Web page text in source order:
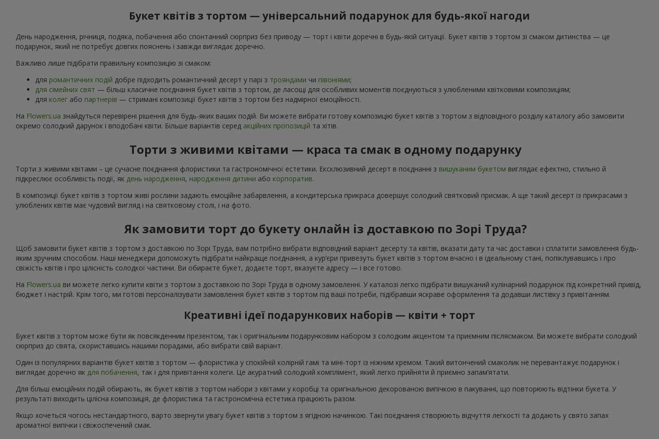
Букет квітів з тортом — універсальний подарунок для будь-якої нагоди
День народження, річниця, подяка, побачення або спонтанний сюрприз без приводу — торт і квіти доречні в будь-якій ситуації. Букет квітів з тортом зі смаком дитинства — це
подарунок, який не потребує довгих пояснень і завжди виглядає доречно.
Важливо лише підібрати правильну композицію зі смаком:
для романтичних подій добре підходить романтичний десерт у парі з трояндами чи півоніями;
для сімейних свят — більш класичне поєднання букет квітів з тортом, де ласощі для особливих моментів поєднуються з улюбленими квітковими композиціям;
для колег або партнерів — стримані композиції букет квітів з тортом без надмірної емоційності.
На Flowers.ua знайдуться перевірені рішення для будь-яких ваших подій. Ви можете вибрати готову композицію букет квітів з тортом з відповідного розділу каталогу або замовити
окремо солодкий дарунок і вподобані квіти. Більше варіантів серед акційних пропозицій та хітів.
Торти з живими квітами — краса та смак в одному подарунку
Торти з живими квітами – це сучасне поєднання флористики та гастрономічної естетики. Ексклюзивний десерт в поєднанні з вишуканим букетом виглядає ефектно, стильно й
підкреслює особливість події, як день народження, народження дитини або корпоратив.
В композиції букет квітів з тортом живі рослини задають емоційне забарвлення, а кондитерська прикраса довершує солодкий святковий присмак. А ще такий десерт із прикрасами з
улюблених квітів має чудовий вигляд і на святковому столі, і на фото.
Як замовити торт до букету онлайн із доставкою по Зорі Труда?
Щоб замовити букет квітів з тортом з доставкою по Зорі Труда, вам потрібно вибрати відповідний варіант десерту та квітів, вказати дату та час доставки і сплатити замовлення будь-
яким зручним способом. Наші менеджери допоможуть підібрати найкраще поєднання, а кур’єри привезуть букет квітів з тортом вчасно і в ідеальному стані, попіклувавшись і про
свіжість квітів і про цілісність солодкої частини. Ви обираєте букет, додаєте торт, вказуєте адресу — і все готово.
На Flowers.ua ви можете легко купити квіти з тортом з доставкою по Зорі Труда в одному замовленні. У каталозі легко підібрати вишуканий кулінарний подарунок під конкретний привід,
бюджет і настрій. Крім того, ми готові персоналізувати замовлення букет квітів з тортом під ваші потреби, підібравши яскраве оформлення та додавши листівку з привітанням.
Креативні ідеї подарункових наборів — квіти + торт
Букет квітів з тортом може бути як повсякденним презентом, так і оригінальним подарунковим набором з солодким акцентом та приємним післясмаком. Ви можете вибрати солодкий
сюрприз до свята, скориставшись нашими порадами, або вибрати свій варіант.
Один із популярних варіантів букет квітів з тортом — флористика у спокійній колірній гамі та міні-торт із ніжним кремом. Такий витончений смаколик не перевантажує подарунок і
виглядає доречно як для побачення, так і для привітання колеги. Це акуратний солодкий комплімент, який легко прийняти й приємно запам’ятати.
Для більш емоційних подій обирають, як букет квітів з тортом набори з квітами у коробці та оригінальною декорованою випічкою в пакуванні, що повторюють відтінки букета. У
результаті виходить цілісна композиція, де флористика та гастрономічна естетика працюють разом.
Якщо хочеться чогось нестандартного, варто звернути увагу букет квітів з тортом з ягідною начинкою. Такі поєднання створюють відчуття легкості та додають у свято запах
ароматної випічки і свіжоспечений смак.